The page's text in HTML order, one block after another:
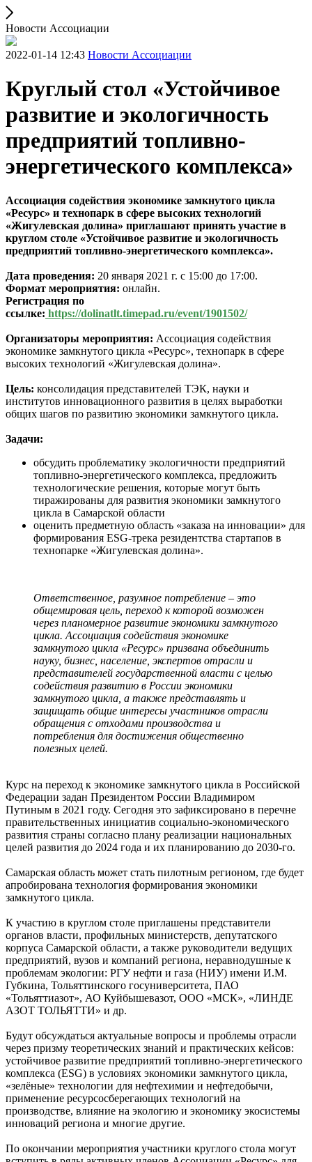
Новости Ассоциации
2022-01-14 12:43 Новости Ассоциации
Круглый стол «Устойчивое
развитие и экологичность
предприятий топливно-
энергетического комплекса»
Ассоциация содействия экономике замкнутого цикла
«Ресурс» и технопарк в сфере высоких технологий
«Жигулевская долина» приглашают принять участие в
круглом столе «Устойчивое развитие и экологичность
предприятий топливно-энергетического комплекса».
Дата проведения: 20 января 2021 г. с 15:00 до 17:00.
Формат мероприятия: онлайн.
Регистрация по
ссылке: https://dolinatlt.timepad.ru/event/1901502/
Организаторы мероприятия: Ассоциация содействия
экономике замкнутого цикла «Ресурс», технопарк в сфере
высоких технологий «Жигулевская долина».
Цель: консолидация представителей ТЭК, науки и
институтов инновационного развития в целях выработки
общих шагов по развитию экономики замкнутого цикла.
Задачи:
обсудить проблематику экологичности предприятий
топливно-энергетического комплекса, предложить
технологические решения, которые могут быть
тиражированы для развития экономики замкнутого
цикла в Самарской области
оценить предметную область «заказа на инновации» для
формирования ESG-трека резидентства стартапов в
технопарке «Жигулевская долина».
Ответственное, разумное потребление – это
общемировая цель, переход к которой возможен
через планомерное развитие экономики замкнутого
цикла. Ассоциация содействия экономике
замкнутого цикла «Ресурс» призвана объединить
науку, бизнес, население, экспертов отрасли и
представителей государственной власти с целью
содействия развитию в России экономики
замкнутого цикла, а также представлять и
защищать общие интересы участников отрасли
обращения с отходами производства и
потребления для достижения общественно
полезных целей.
Курс на переход к экономике замкнутого цикла в Российской
Федерации задан Президентом России Владимиром
Путиным в 2021 году. Сегодня это зафиксировано в перечне
правительственных инициатив социально-экономического
развития страны согласно плану реализации национальных
целей развития до 2024 года и их планированию до 2030-го.
Самарская область может стать пилотным регионом, где будет
апробирована технология формирования экономики
замкнутого цикла.
К участию в круглом столе приглашены представители
органов власти, профильных министерств, депутатского
корпуса Самарской области, а также руководители ведущих
предприятий, вузов и компаний региона, неравнодушные к
проблемам экологии: РГУ нефти и газа (НИУ) имени И.М.
Губкина, Тольяттинского госуниверситета, ПАО
«Тольяттиазот», АО Куйбышевазот, ООО «МСК», «ЛИНДЕ
АЗОТ ТОЛЬЯТТИ» и др.
Будут обсуждаться актуальные вопросы и проблемы отрасли
через призму теоретических знаний и практических кейсов:
устойчивое развитие предприятий топливно-энергетического
комплекса (ESG) в условиях экономики замкнутого цикла,
«зелёные» технологии для нефтехимии и нефтедобычи,
применение ресурсосберегающих технологий на
производстве, влияние на экологию и экономику экосистемы
инноваций региона и многие другие.
По окончании мероприятия участники круглого стола могут